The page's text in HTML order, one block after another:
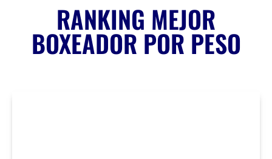
RANKING MEJOR
BOXEADOR POR PESO